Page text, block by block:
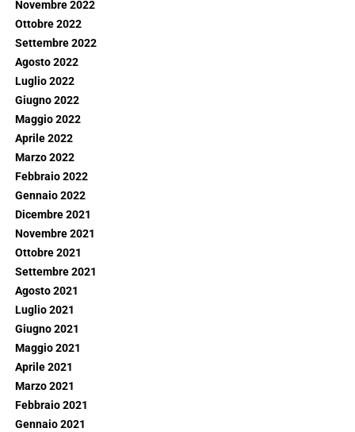
Novembre 2022
Ottobre 2022
Settembre 2022
Agosto 2022
Luglio 2022
Giugno 2022
Maggio 2022
Aprile 2022
Marzo 2022
Febbraio 2022
Gennaio 2022
Dicembre 2021
Novembre 2021
Ottobre 2021
Settembre 2021
Agosto 2021
Luglio 2021
Giugno 2021
Maggio 2021
Aprile 2021
Marzo 2021
Febbraio 2021
Gennaio 2021